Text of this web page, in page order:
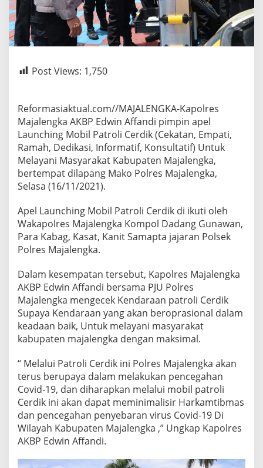
Post Views: 1,750
Reformasiaktual.com//MAJALENGKA-Kapolres
Majalengka AKBP Edwin Affandi pimpin apel
Launching Mobil Patroli Cerdik (Cekatan, Empati,
Ramah, Dedikasi, Informatif, Konsultatif) Untuk
Melayani Masyarakat Kabupaten Majalengka,
bertempat dilapang Mako Polres Majalengka,
Selasa (16/11/2021).
Apel Launching Mobil Patroli Cerdik di ikuti oleh
Wakapolres Majalengka Kompol Dadang Gunawan,
Para Kabag, Kasat, Kanit Samapta jajaran Polsek
Polres Majalengka.
Dalam kesempatan tersebut, Kapolres Majalengka
AKBP Edwin Affandi bersama PJU Polres
Majalengka mengecek Kendaraan patroli Cerdik
Supaya Kendaraan yang akan beroprasional dalam
keadaan baik, Untuk melayani masyarakat
kabupaten majalengka dengan maksimal.
“ Melalui Patroli Cerdik ini Polres Majalengka akan
terus berupaya dalam melakukan pencegahan
Covid-19, dan diharapkan melalui mobil patroli
Cerdik ini akan dapat meminimalisir Harkamtibmas
dan pencegahan penyebaran virus Covid-19 Di
Wilayah Kabupaten Majalengka ,” Ungkap Kapolres
AKBP Edwin Affandi.